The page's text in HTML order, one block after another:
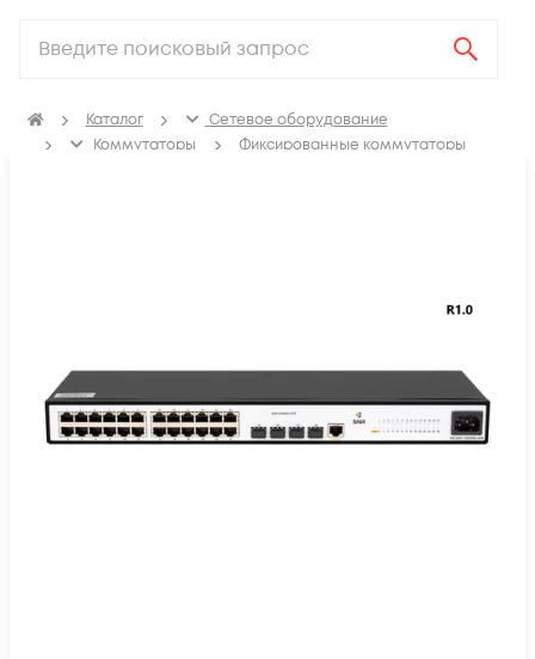
Каталог
Сетевое оборудование
Коммутаторы
Фиксированные коммутаторы